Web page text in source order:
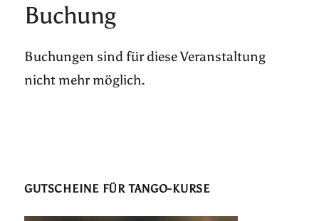
Buchung
Buchungen sind für diese Veranstaltung
nicht mehr möglich.
GUTSCHEINE FÜR TANGO-KURSE